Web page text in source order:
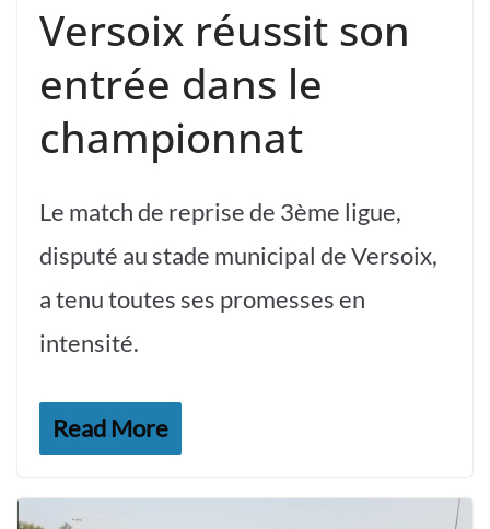
Versoix réussit son
entrée dans le
championnat
Le match de reprise de 3ème ligue,
disputé au stade municipal de Versoix,
a tenu toutes ses promesses en
intensité.
Read More